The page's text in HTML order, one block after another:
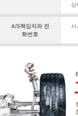
상
A/S책임자와 전
화번호
서